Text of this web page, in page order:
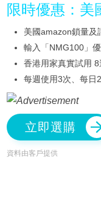
限時優惠：美
美國amazon鎖量及
輸入「NMG100」
香港用家真實試用
每週使用3次、每日
立即選購
資料由客戶提供